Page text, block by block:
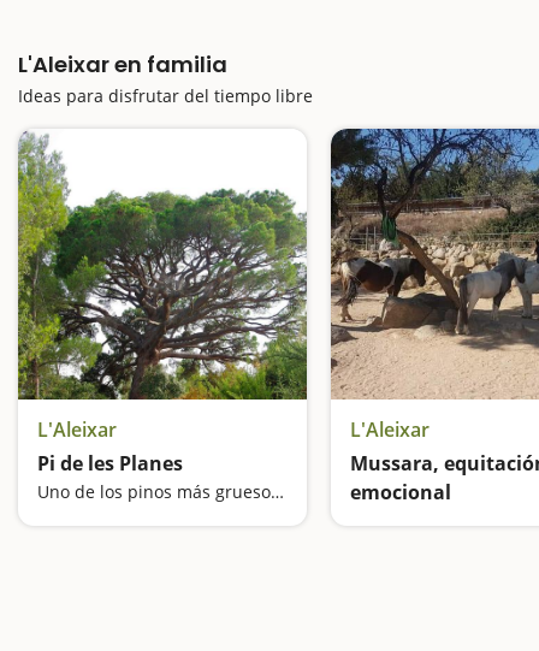
abrazar el Pi de les Planes, catalogado…
L'Aleixar en familia
Ideas para disfrutar del tiempo libre
L'Aleixar
Pi de les Planes
Uno de los pinos más gruesos de Catalunya
L'Aleixar
Mussara,
emocional